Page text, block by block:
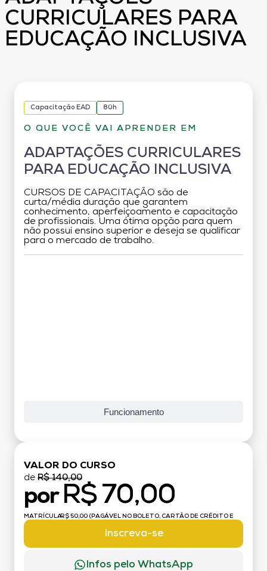
CURRICULARES PARA
EDUCAÇÃO INCLUSIVA
Capacitação EAD 80h
O QUE VOCÊ VAI APRENDER EM
ADAPTAÇÕES CURRICULARES
PARA EDUCAÇÃO INCLUSIVA
CURSOS DE CAPACITAÇÃO são de
curta/média duração que garantem
conhecimento, aperfeiçoamento e capacitação
de profissionais. Uma ótima opção para quem
não possui ensino superior e deseja se qualificar
para o mercado de trabalho.
Funcionamento
VALOR DO CURSO
de R$ 140,00
por R$ 70,00
MATRÍCULA:R$ 50,00 (PAGÁVEL NO BOLETO, CARTÃO DE CRÉDITO E
Inscreva-se
Infos pelo WhatsApp